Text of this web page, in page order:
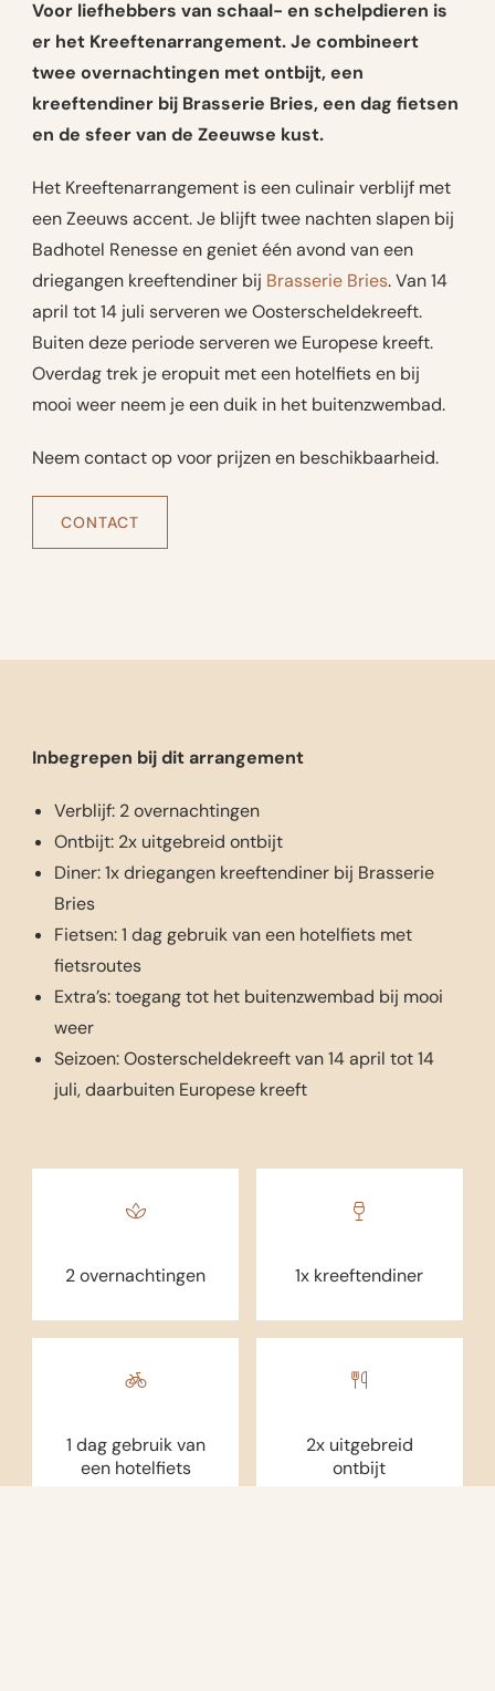
Voor liefhebbers van schaal- en schelpdieren is
er het Kreeftenarrangement. Je combineert
twee overnachtingen met ontbijt, een
kreeftendiner bij Brasserie Bries, een dag fietsen
en de sfeer van de Zeeuwse kust.
Het Kreeftenarrangement is een culinair verblijf met
een Zeeuws accent. Je blijft twee nachten slapen bij
Badhotel Renesse en geniet één avond van een
driegangen kreeftendiner bij Brasserie Bries. Van 14
april tot 14 juli serveren we Oosterscheldekreeft.
Buiten deze periode serveren we Europese kreeft.
Overdag trek je eropuit met een hotelfiets en bij
mooi weer neem je een duik in het buitenzwembad.
Neem contact op voor prijzen en beschikbaarheid.
CONTACT
Inbegrepen bij dit arrangement
Verblijf: 2 overnachtingen
Ontbijt: 2x uitgebreid ontbijt
Diner: 1x driegangen kreeftendiner bij Brasserie
Bries
Fietsen: 1 dag gebruik van een hotelfiets met
fietsroutes
Extra’s: toegang tot het buitenzwembad bij mooi
weer
Seizoen: Oosterscheldekreeft van 14 april tot 14
juli, daarbuiten Europese kreeft
2 overnachtingen 1x kreeftendiner
1 dag gebruik van
een hotelfiets
2x uitgebreid
ontbijt